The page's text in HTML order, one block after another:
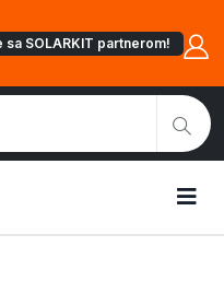
sa SOLARKIT partnerom!